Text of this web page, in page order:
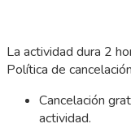
La actividad dura 2
Política de cancelación
Cancelación
actividad.